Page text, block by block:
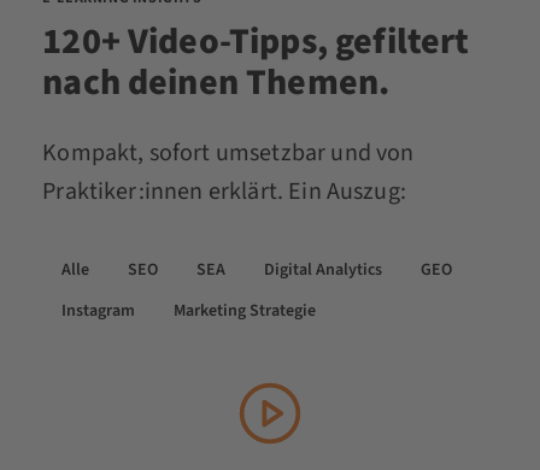
120+ Video-Tipps, gefiltert
nach deinen Themen.
Kompakt, sofort umsetzbar und von
Praktiker:innen erklärt. Ein Auszug:
Alle SEO SEA Digital Analytics
GEO
Instagram
Marketing Strategie